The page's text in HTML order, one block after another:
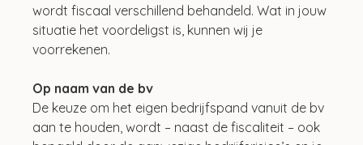
wordt fiscaal verschillend behandeld. Wat in jouw
situatie het voordeligst is, kunnen wij je
voorrekenen.
Op naam van de bv
De keuze om het eigen bedrijfspand vanuit de bv
aan te houden, wordt – naast de fiscaliteit – ook